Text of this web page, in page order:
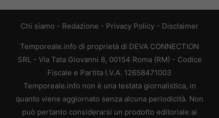
Chi siamo - Redazione - Privacy Policy - Disclaimer
Temporeale.info di proprietà di DEVA CONNECTION
SRL - Via Tata Giovanni 8, 00154 Roma (RM) - Codice
Fiscale e Partita I.V.A. 12658471003
Temporeale.info non è una testata giornalistica, in
quanto viene aggiornato senza alcuna periodicità. Non
può pertanto considerarsi un prodotto editoriale ai